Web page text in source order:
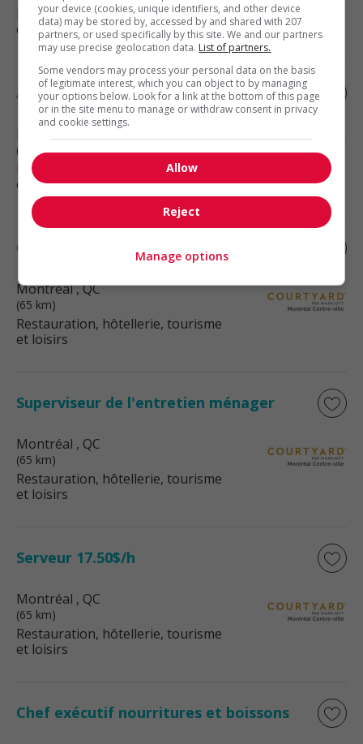
Restauration, hôtellerie, tourisme
et loisirs
Auditeur de nuit 24.37$ / h 2 nuits, 3 jours
(65 km)
Restauration, hôtellerie, tourisme
et loisirs
Cuisinier 28.56$/h 20h à 32 h semaine
Montréal, QC
(65 km)
Restauration, hôtellerie, tourisme
et loisirs
Superviseur de l'entretien ménager
Montréal , QC
(65 km)
Restauration, hôtellerie, tourisme
et loisirs
Serveur 17.50$/h
Montréal , QC
(65 km)
Restauration, hôtellerie, tourisme
et loisirs
Chef exécutif nourritures et boissons
your device (cookies, unique identifiers, and other device
data) may be stored by, accessed by and shared with 207
partners, or used specifically by this site. We and our partners
may use precise geolocation data. List of partners.
Some vendors may process your personal data on the basis
of legitimate interest, which you can object to by managing
your options below. Look for a link at the bottom of this page
or in the site menu to manage or withdraw consent in privacy
and cookie settings.
Allow
Reject
Manage options